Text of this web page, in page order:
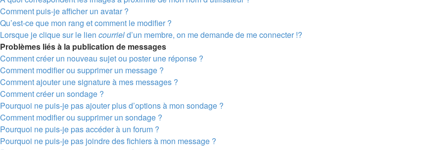
Comment puis-je afficher un avatar ?
Qu’est-ce que mon rang et comment le modifier ?
Lorsque je clique sur le lien courrield’un membre, on me demande de me connecter !?
Problèmes liés à la publication de messages
Comment créer un nouveau sujet ou poster une réponse ?
Comment modifier ou supprimer un message ?
Comment ajouter une signature à mes messages ?
Comment créer un sondage ?
Pourquoi ne puis-je pas ajouter plus d’options à mon sondage ?
Comment modifier ou supprimer un sondage ?
Pourquoi ne puis-je pas accéder à un forum ?
Pourquoi ne puis-je pas joindre des fichiers à mon message ?